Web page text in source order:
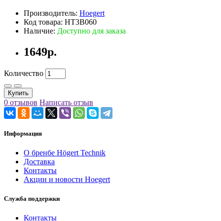
Производитель: Hoegert
Код товара: HT3B060
Наличие: Доступно для заказа
1649р.
Количество
Купить
0 отзывов Написать отзыв
Информация
О бренбе Högert Technik
Доставка
Контакты
Акции и новости Hoegert
Служба поддержки
Контакты